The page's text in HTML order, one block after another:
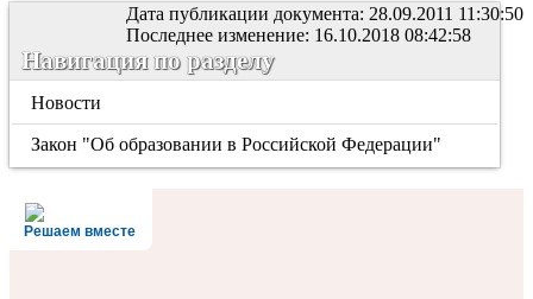
Дата публикации документа: 28.09.2011 11:30:50
Последнее изменение: 16.10.2018 08:42:58
Навигация по разделу
Новости
Закон "Об образовании в Российской Федерации"
Решаем вместе